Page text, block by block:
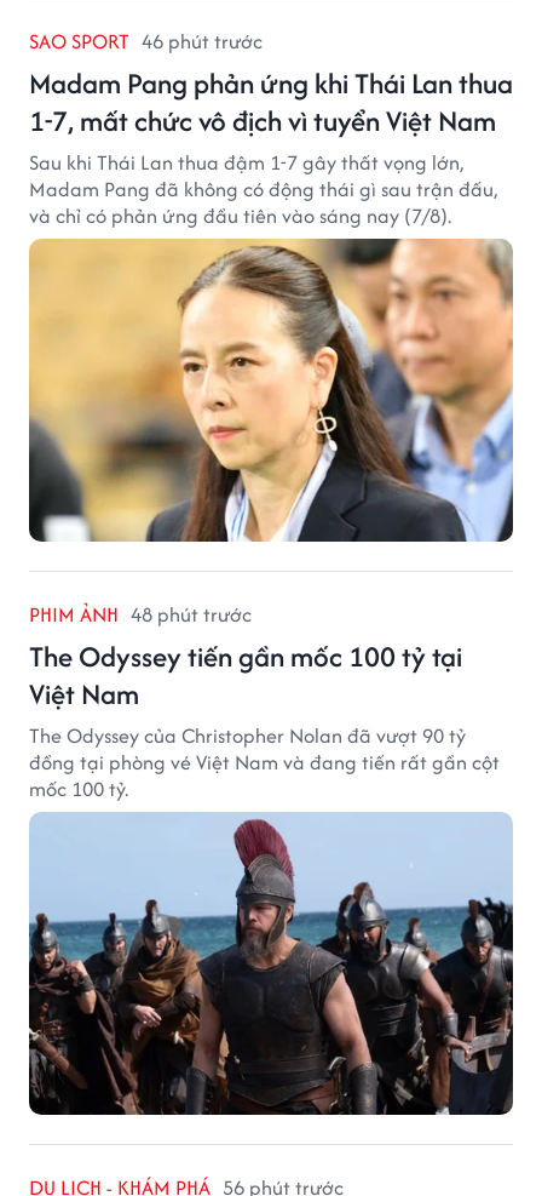
SAO SPORT 46 phút trước
Madam Pang phản ứng khi Thái Lan thua
1-7, mất chức vô địch vì tuyển Việt Nam
Sau khi Thái Lan thua đậm 1-7 gây thất vọng lớn,
Madam Pang đã không có động thái gì sau trận đấu,
và chỉ có phản ứng đầu tiên vào sáng nay (7/8).
PHIM ẢNH 48 phút trước
The Odyssey tiến gần mốc 100 tỷ tại
Việt Nam
The Odyssey của Christopher Nolan đã vượt 90 tỷ
đồng tại phòng vé Việt Nam và đang tiến rất gần cột
mốc 100 tỷ.
DU LỊCH - KHÁM PHÁ 56 phút trước